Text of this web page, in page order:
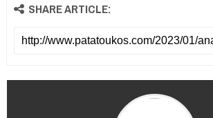
SHARE ARTICLE: